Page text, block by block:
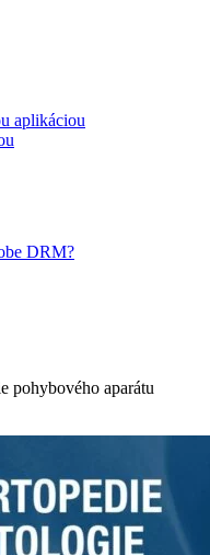
aplikáciou
DRM?
pohybového aparátu